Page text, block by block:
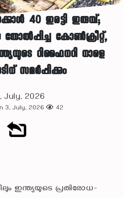
40 ഇരട്ടി ഇരുമ്പ്;
കോൺക്രീറ്റ്,
റിഫൈനറി നാളെ
സമർപ്പിക്കും
July, 2026
3, July, 2026 42
ഇന്ത്യയുടെ പ്രതിരോധ-